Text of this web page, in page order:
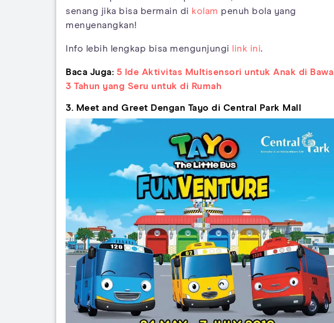
senang jika bisa bermain di kolam penuh bola yang
menyenangkan!
Info lebih lengkap bisa mengunjungi link ini.
Baca Juga: 5 Ide Aktivitas Multisensori untuk Anak di
3 Tahun yang Seru untuk di Rumah
3. Meet and Greet Dengan Tayo di Central Park Mall